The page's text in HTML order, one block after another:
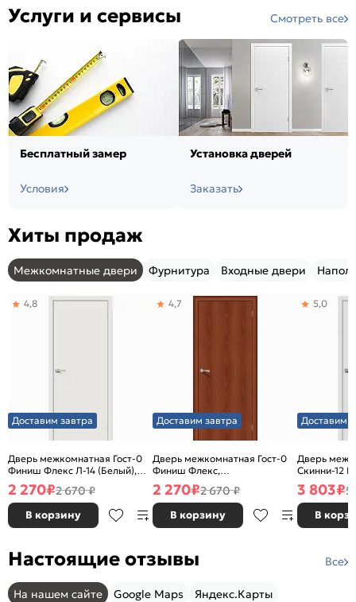
Услуги и сервисы Смотреть все
Бесплатный замер
Условия
Установка дверей
Заказать
Хиты продаж
Межкомнатные двери Фурнитура Входные двери
Доставим завтра
Дверь межкомнатная Гост-0
Финиш Флекс Л-14 (Белый),
глухая, каркасно-щитовая
4,8
2 270₽2 670 ₽
В корзину
Доставим завтра
Дверь межкомнатная Гост-0
Финиш Флекс,
Ламинированные Л-11
(ИталОрех), глухая, каркасно-
щитовая
4,7
2 270₽2 670 ₽
В корзину
Доставим
Дверь
Скинни-12
глухая,
5,0
3 803₽5
В
Настоящие отзывы Все
На нашем сайте Google Maps Яндекс.Карты